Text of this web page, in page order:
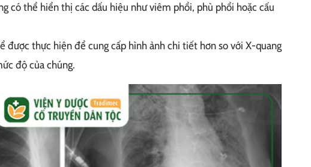
có thể hiển thị các dấu hiệu như viêm phổi, phù phổi hoặc cấu
được thực hiện để cung cấp hình ảnh chi tiết hơn so với X-quang
độ của chúng.